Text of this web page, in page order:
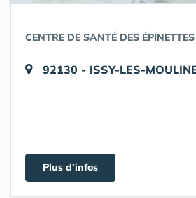
CENTRE DE SANTÉ DES ÉPINETTES
92130 - ISSY-LES-
Plus d'infos